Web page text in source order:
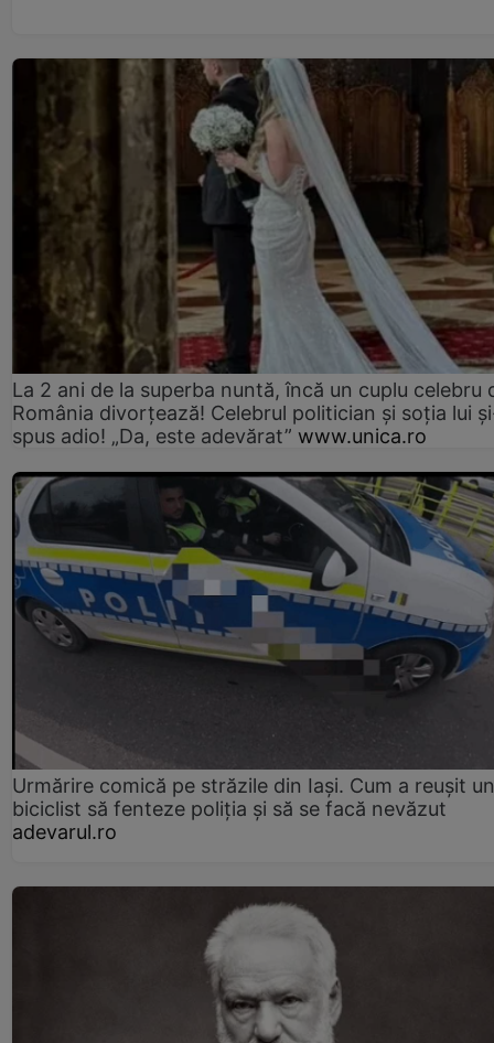
La 2 ani de la superba nuntă, încă un cuplu celebru
România divorțează! Celebrul politician și soția lui
spus adio! „Da, este adevărat” www.unica.ro
Urmărire comică pe străzile din Iași. Cum a reușit un
biciclist să fenteze poliția și să se facă nevăzut
adevarul.ro